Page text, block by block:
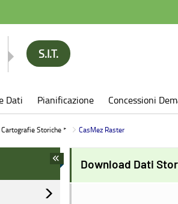
S.I.T.
Dati Pianificazione Concessioni
Cartografie Storiche * CasMez Raster
Download Dati